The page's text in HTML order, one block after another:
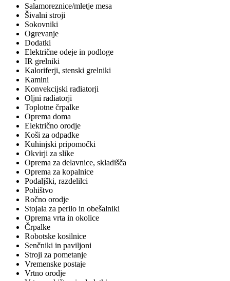
Salamoreznice/mletje mesa
Šivalni stroji
Sokovniki
Ogrevanje
Dodatki
Električne odeje in podloge
IR grelniki
Kaloriferji, stenski grelniki
Kamini
Konvekcijski radiatorji
Oljni radiatorji
Toplotne črpalke
Oprema doma
Električno orodje
Koši za odpadke
Kuhinjski pripomočki
Okvirji za slike
Oprema za delavnice, skladišča
Oprema za kopalnice
Podaljški, razdelilci
Pohištvo
Ročno orodje
Stojala za perilo in obešalniki
Oprema vrta in okolice
Črpalke
Robotske kosilnice
Senčniki in paviljoni
Stroji za pometanje
Vremenske postaje
Vrtno orodje